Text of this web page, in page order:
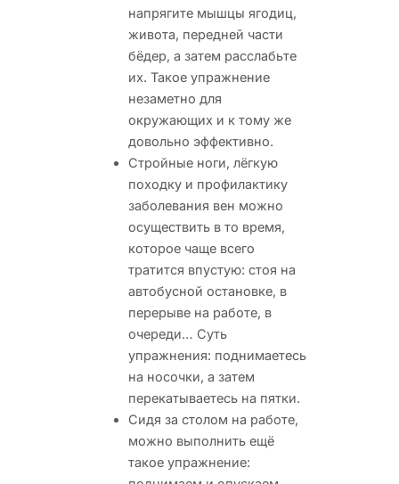
напрягите мышцы ягодиц,
живота, передней части
бёдер, а затем расслабьте
их. Такое упражнение
незаметно для
окружающих и к тому же
довольно эффективно.
Стройные ноги, лёгкую
походку и профилактику
заболевания вен можно
осуществить в то время,
которое чаще всего
тратится впустую: стоя на
автобусной остановке, в
перерыве на работе, в
очереди… Суть
упражнения: поднимаетесь
на носочки, а затем
перекатываетесь на пятки.
Сидя за столом на работе,
можно выполнить ещё
такое упражнение: